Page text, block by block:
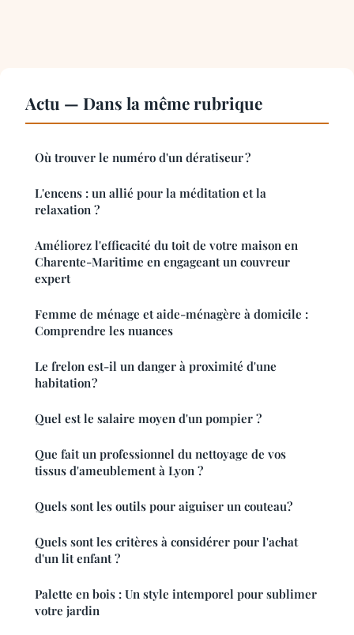
Actu — Dans la même rubrique
Où trouver le numéro d'un dératiseur ?
L'encens : un allié pour la méditation et la
relaxation ?
Améliorez l'efficacité du toit de votre maison en
Charente-Maritime en engageant un couvreur
expert
Femme de ménage et aide-ménagère à domicile :
Comprendre les nuances
Le frelon est-il un danger à proximité d'une
habitation ?
Quel est le salaire moyen d'un pompier ?
Que fait un professionnel du nettoyage de vos
tissus d'ameublement à Lyon ?
Quels sont les outils pour aiguiser un couteau?
Quels sont les critères à considérer pour l'achat
d'un lit enfant ?
Palette en bois : Un style intemporel pour sublimer
votre jardin